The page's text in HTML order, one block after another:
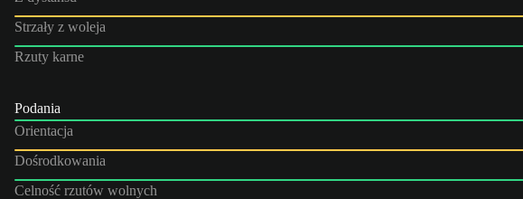
Strzały z woleja
Rzuty karne
Podania
Orientacja
Dośrodkowania
Celność rzutów wolnych